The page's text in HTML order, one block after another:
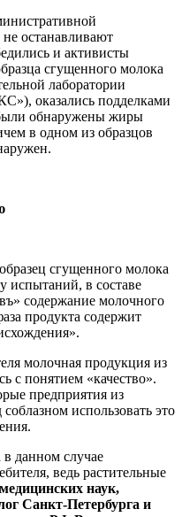
останавливают
и активисты
сгущенного молока
лаборатории
оказались подделками
обнаружены жиры
в одном из образцов
сгущенного молока
испытаний, в составе
содержание молочного
продукта содержит
молочная продукция из
с понятием «качество».
предприятия из
использовать это
данном случае
ведь растительные
наук,
Санкт-Петербурга и